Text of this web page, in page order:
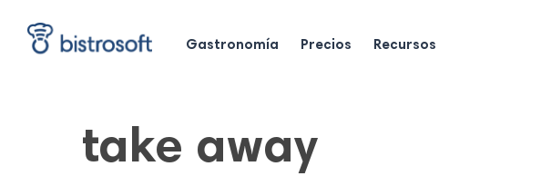
main
Gastronomía Precios Recursos
take away